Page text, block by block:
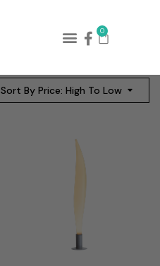
0
Sort By Price: High To Low